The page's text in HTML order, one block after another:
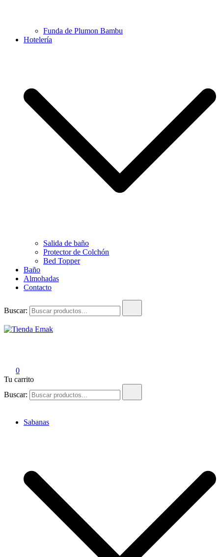
Funda de Plumon Bambu
Hotelería
Salida de baño
Protector de Colchón
Bed Topper
Baño
Almohadas
Contacto
Buscar:
0
Tu carrito
Buscar:
Sabanas